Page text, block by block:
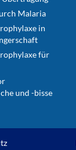
Malaria
in
für
und -bisse